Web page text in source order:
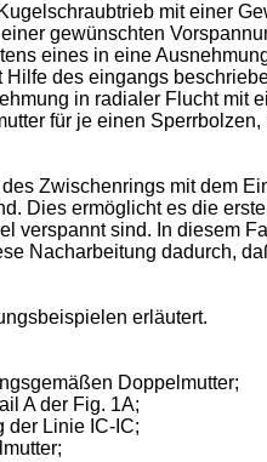
mit einer
gewünschten
eines in eine
des eingangs
in radialer Flucht mit
für je einen
Zwischenrings mit dem
Dies ermöglicht es die
verspannt sind. In diesem
Nacharbeitung dadurch,
erläutert.
Doppelmutter;
A der Fig. 1A;
der Linie IC-IC;